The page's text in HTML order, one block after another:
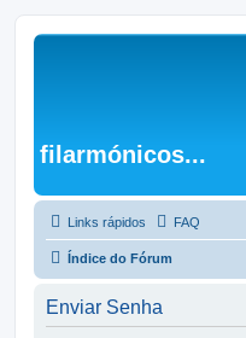
filarmónicos...
Links rápidos FAQ
Índice do Fórum
Enviar Senha